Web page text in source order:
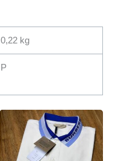
0,22 kg
P